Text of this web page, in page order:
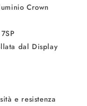
Crown
dal Display
e resistenza